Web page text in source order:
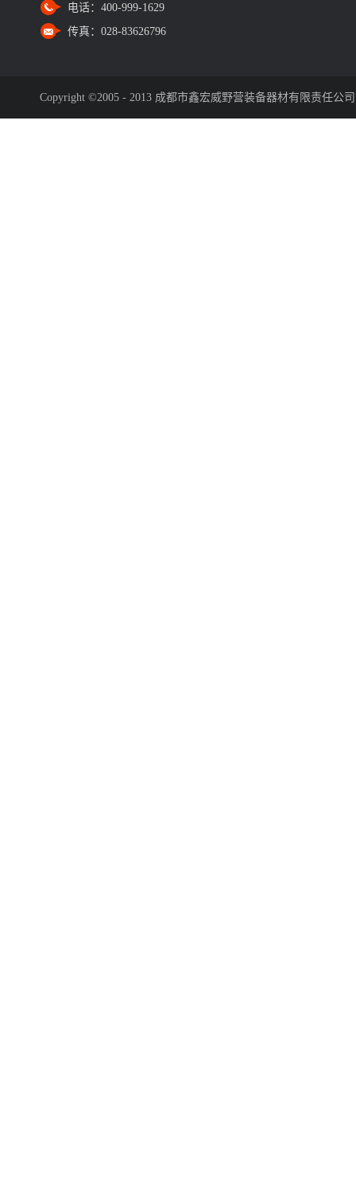
电话： 400-999-1629
传真： 028-83626796
Copyright ©2005 - 2013 成都市鑫宏威野营装备器材有限责任公司